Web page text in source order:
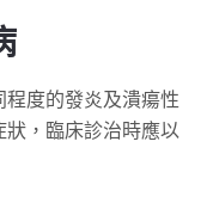
度的發炎及潰瘍性
，臨床診治時應以